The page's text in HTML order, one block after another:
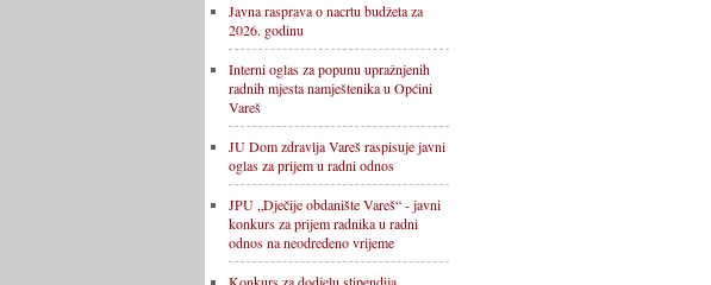
Javna rasprava o nacrtu budžeta za
2026. godinu
Interni oglas za popunu upražnjenih
radnih mjesta namještenika u Općini
Vareš
JU Dom zdravlja Vareš raspisuje javni
oglas za prijem u radni odnos
JPU „Dječije obdanište Vareš“ - javni
konkurs za prijem radnika u radni
odnos na neodređeno vrijeme